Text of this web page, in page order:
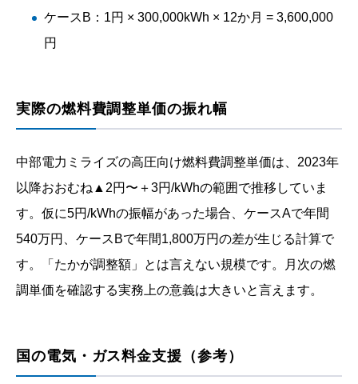
ケースB：1円 × 300,000kWh × 12か月 = 3,600,000
円
実際の燃料費調整単価の振れ幅
中部電力ミライズの高圧向け燃料費調整単価は、2023年
以降おおむね▲2円〜＋3円/kWhの範囲で推移していま
す。仮に5円/kWhの振幅があった場合、ケースAで年間
540万円、ケースBで年間1,800万円の差が生じる計算で
す。「たかが調整額」とは言えない規模です。月次の燃
調単価を確認する実務上の意義は大きいと言えます。
国の電気・ガス料金支援（参考）